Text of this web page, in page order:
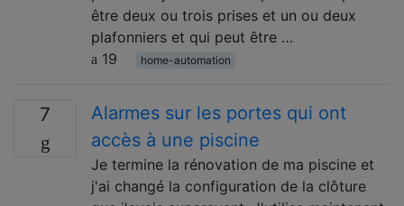
être deux ou trois prises et un ou deux
plafonniers et qui peut être …
19
home-automation
7
Alarmes sur les portes qui ont
accès à une piscine
Je termine la rénovation de ma piscine et
j'ai changé la configuration de la clôture